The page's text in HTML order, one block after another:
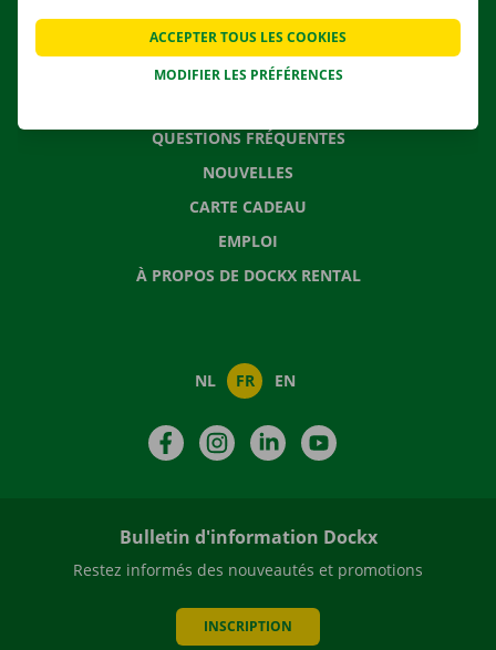
QUESTIONS FRÉQUENTES
NOUVELLES
CARTE CADEAU
EMPLOI
À PROPOS DE DOCKX RENTAL
NL FR EN
FacebookInstagramLinkedIn
Bulletin d'information Dockx
Restez informés des nouveautés et promotions
INSCRIPTION
MODIFIER LES PRÉFÉRENCES
ACCEPTER TOUS LES COOKIES